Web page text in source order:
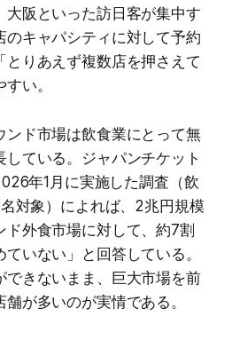
大阪といった訪日客が集中す
のキャパシティに対して予約
とりあえず複数店を押さえて
い。
ンド市場は飲食業にとって無
ている。ジャパンチケット
年1月に実施した調査（飲
対象）によれば、2兆円規模
ド外食市場に対して、約7割
いない」と回答している。
できないまま、巨大市場を前
が多いのが実情である。